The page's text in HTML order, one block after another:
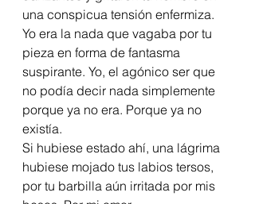
una conspicua tensión enfermiza.
Yo era la nada que vagaba por tu
pieza en forma de fantasma
suspirante. Yo, el agónico ser que
no podía decir nada simplemente
porque ya no era. Porque ya no
existía.
Si hubiese estado ahí, una lágrima
hubiese mojado tus labios tersos,
por tu barbilla aún irritada por mis